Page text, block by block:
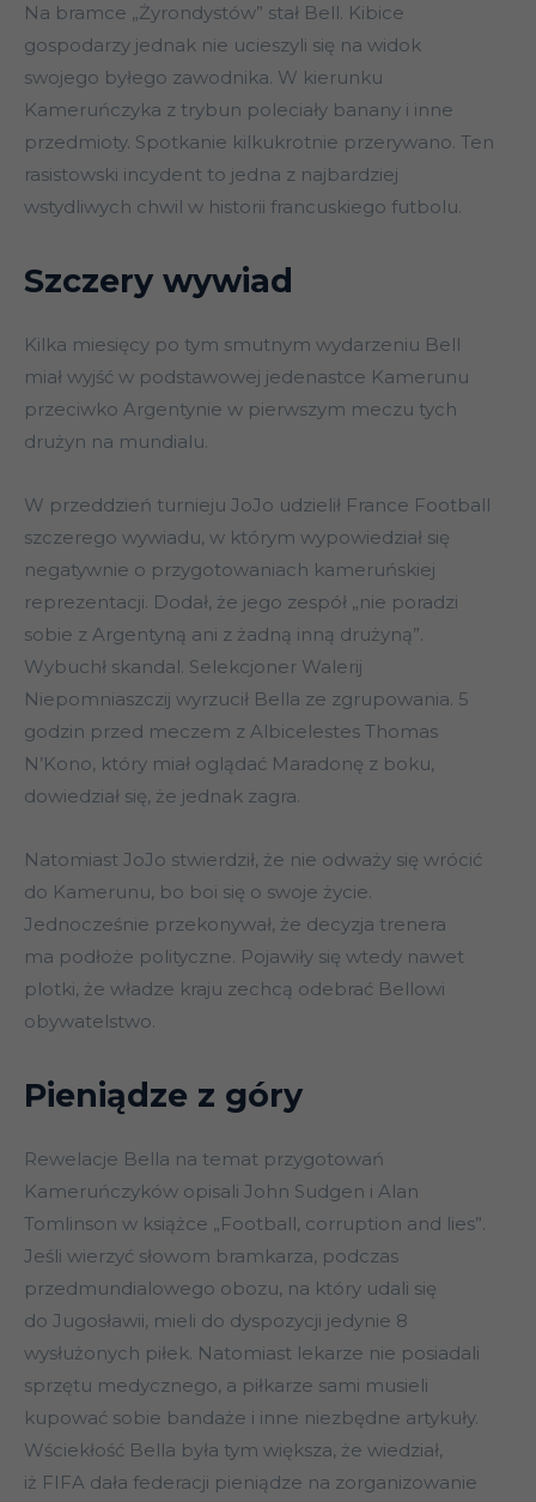
Na bramce „Żyrondystów” stał Bell. Kibice
gospodarzy jednak nie ucieszyli się na widok
swojego byłego zawodnika. W kierunku
Kameruńczyka z trybun poleciały banany i inne
przedmioty. Spotkanie kilkukrotnie przerywano. Ten
rasistowski incydent to jedna z najbardziej
wstydliwych chwil w historii francuskiego futbolu.
Szczery wywiad
Kilka miesięcy po tym smutnym wydarzeniu Bell
miał wyjść w podstawowej jedenastce Kamerunu
przeciwko Argentynie w pierwszym meczu tych
drużyn na mundialu.
W przeddzień turnieju JoJo udzielił France Football
szczerego wywiadu, w którym wypowiedział się
negatywnie o przygotowaniach kameruńskiej
reprezentacji. Dodał, że jego zespół „nie poradzi
sobie z Argentyną ani z żadną inną drużyną”.
Wybuchł skandal. Selekcjoner Walerij
Niepomniaszczij wyrzucił Bella ze zgrupowania. 5
godzin przed meczem z Albicelestes Thomas
N’Kono, który miał oglądać Maradonę z boku,
dowiedział się, że jednak zagra.
Natomiast JoJo stwierdził, że nie odważy się wrócić
do Kamerunu, bo boi się o swoje życie.
Jednocześnie przekonywał, że decyzja trenera
ma podłoże polityczne. Pojawiły się wtedy nawet
plotki, że władze kraju zechcą odebrać Bellowi
obywatelstwo.
Pieniądze z góry
Rewelacje Bella na temat przygotowań
Kameruńczyków opisali John Sudgen i Alan
Tomlinson w książce „Football, corruption and lies”.
Jeśli wierzyć słowom bramkarza, podczas
przedmundialowego obozu, na który udali się
do Jugosławii, mieli do dyspozycji jedynie 8
wysłużonych piłek. Natomiast lekarze nie posiadali
sprzętu medycznego, a piłkarze sami musieli
kupować sobie bandaże i inne niezbędne artykuły.
Wściekłość Bella była tym większa, że wiedział,
iż FIFA dała federacji pieniądze na zorganizowanie